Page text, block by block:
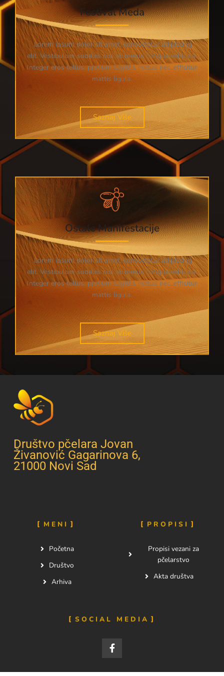
Festival Meda
Lorem ipsum dolor sit amet, consectetur adipiscing
elit. Vestibulum sodales nisl ac metus congue vehicula.
Integer eros tellus, pretium sagittis metus nec, efficitur
mattis ligula.
Saznaj Više
Ostale Manifestacije
Lorem ipsum dolor sit amet, consectetur adipiscing
elit. Vestibulum sodales nisl ac metus congue vehicula.
Integer eros tellus, pretium sagittis metus nec, efficitur
mattis ligula.
Saznaj Više
Društvo pčelara Jovan
Živanović Gagarinova 6,
21000 Novi Sad
MENI
Početna
Društvo
Arhiva
PROPISI
Propisi vezani za
pčelarstvo
Akta društva
SOCIAL MEDIA
F
a
c
e